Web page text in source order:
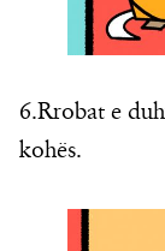
6.Rrobat e
kohës.